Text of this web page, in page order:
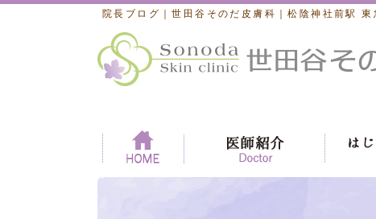
院長ブログ｜世田谷そのだ皮膚科｜松陰神社前駅 東